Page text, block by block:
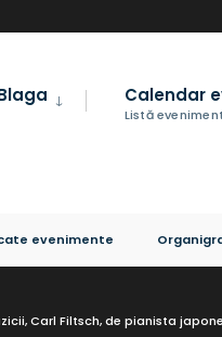
Calendar
Listă
evenimente
Carl Filtsch, de pianista